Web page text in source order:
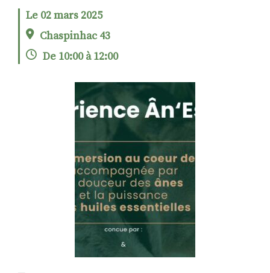
S'INSCRIRE À LA NEWSLETTER
FACEBOOKINSTAGRAM
LINKEDINYOUTUBE
Le 02 mars 2025
Chaspinhac 43
De 10:00 à 12:00